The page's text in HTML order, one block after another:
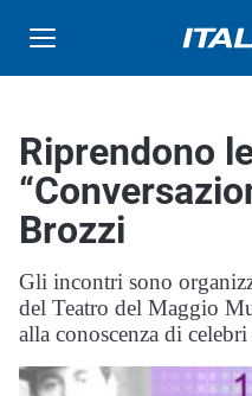
Riprendono
Brozzi
Gli incontri sono
del Teatro del Maggio
alla conoscenza di